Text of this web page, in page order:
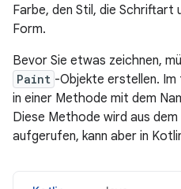
Farbe, den Stil, die Schriftart
Form.
Bevor Sie etwas zeichnen,
Paint -Objekte erstellen. Im
in einer Methode mit dem
Diese Methode wird aus
aufgerufen, kann aber in